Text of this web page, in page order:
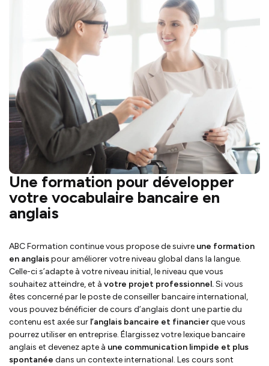
Une formation pour développer
votre vocabulaire bancaire en
anglais
ABC Formation continue vous propose de suivre une formation
en anglaispour améliorer votre niveau global dans la langue.
Celle-ci s’adapte à votre niveau initial, le niveau que vous
souhaitez atteindre, et à votre projet professionnel.Si vous
êtes concerné par le poste de conseiller bancaire international,
vous pouvez bénéficier de cours d’anglais dont une partie du
contenu est axée sur l’anglais bancaire et financierque vous
pourrez utiliser en entreprise. Élargissez votre lexique bancaire
anglais et devenez apte à une communication limpide et plus
spontanée dans un contexte international. Les cours sont